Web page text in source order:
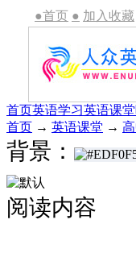
●首页 ● 加入收藏
首页英语学习英语课堂
首页 → 英语课堂 →
背景：
阅读内容